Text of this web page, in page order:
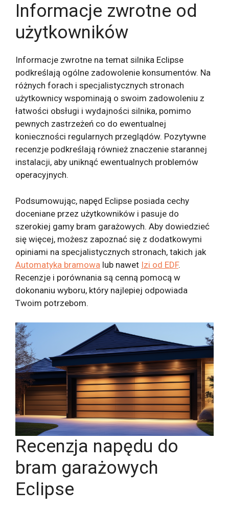
Informacje zwrotne od
użytkowników
Informacje zwrotne na temat silnika Eclipse
podkreślają ogólne zadowolenie konsumentów. Na
różnych forach i specjalistycznych stronach
użytkownicy wspominają o swoim zadowoleniu z
łatwości obsługi i wydajności silnika, pomimo
pewnych zastrzeżeń co do ewentualnej
konieczności regularnych przeglądów. Pozytywne
recenzje podkreślają również znaczenie starannej
instalacji, aby uniknąć ewentualnych problemów
operacyjnych.
Podsumowując, napęd Eclipse posiada cechy
doceniane przez użytkowników i pasuje do
szerokiej gamy bram garażowych. Aby dowiedzieć
się więcej, możesz zapoznać się z dodatkowymi
opiniami na specjalistycznych stronach, takich jak
Automatyka bramowa lub nawet Izi od EDF.
Recenzje i porównania są cenną pomocą w
dokonaniu wyboru, który najlepiej odpowiada
Twoim potrzebom.
Recenzja napędu do
bram garażowych
Eclipse